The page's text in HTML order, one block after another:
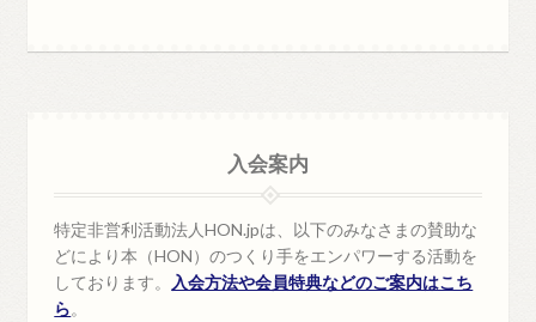
入会案内
特定非営利活動法人HON.jpは、以下のみなさまの賛助な
どにより本（HON）のつくり手をエンパワーする活動を
しております。
入会方法や会員特典などのご案内はこち
ら。